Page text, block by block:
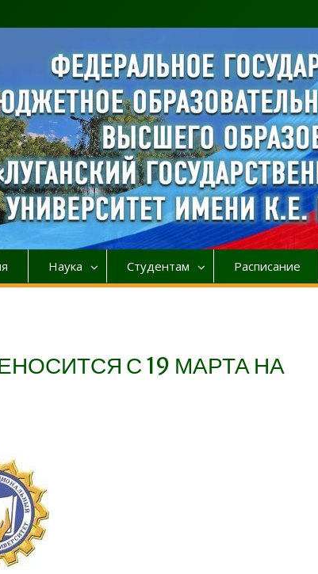
Наука Студентам Расписание
С 19 МАРТА НА